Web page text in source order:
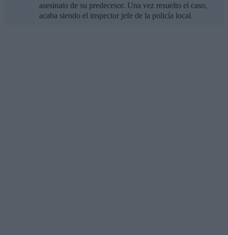
asesinato de su predecesor. Una vez resuelto el caso,
acaba siendo el inspector jefe de la policía local.